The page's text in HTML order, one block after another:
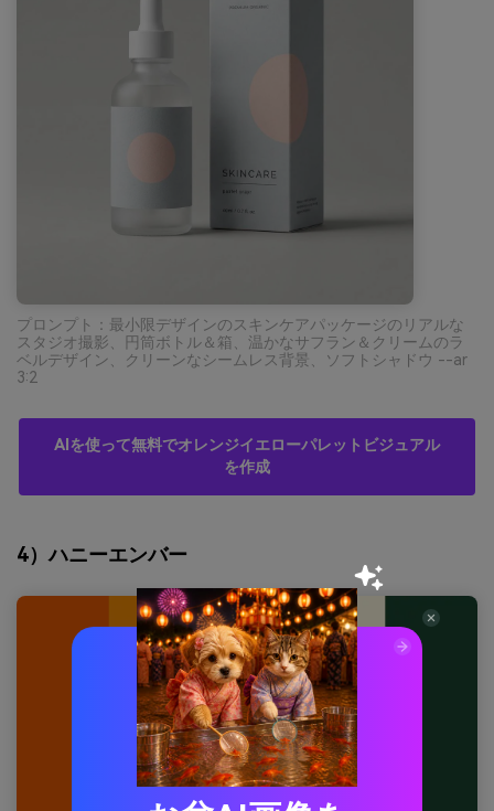
プロンプト：最小限デザインのスキンケアパッケージのリアルな
スタジオ撮影、円筒ボトル＆箱、温かなサフラン＆クリームのラ
ベルデザイン、クリーンなシームレス背景、ソフトシャドウ --ar
3:2
AIを使って無料でオレンジイエローパレットビジュアル
を作成
4）ハニーエンバー